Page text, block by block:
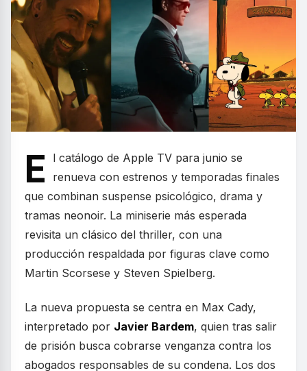
E
l catálogo de Apple TV para junio se
renueva con estrenos y temporadas finales
que combinan suspense psicológico, drama y
tramas neonoir. La miniserie más esperada
revisita un clásico del thriller, con una
producción respaldada por figuras clave como
Martin Scorsese y Steven Spielberg.
La nueva propuesta se centra en Max Cady,
interpretado por Javier Bardem, quien tras salir
de prisión busca cobrarse venganza contra los
abogados responsables de su condena. Los dos